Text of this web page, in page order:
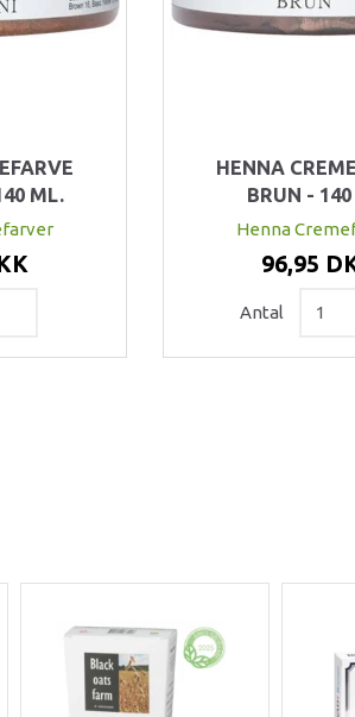
ML.
HENNA
BRUN -
Henna
96,95
Antal